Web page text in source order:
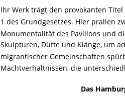
Ihr Werk trägt den provokanten
1 des Grundgesetzes. Hier prallen
Monumentalität des Pavillons und
Skulpturen, Düfte und Klänge, um
migrantischer Gemeinschaften
Machtverhältnissen, die
Das